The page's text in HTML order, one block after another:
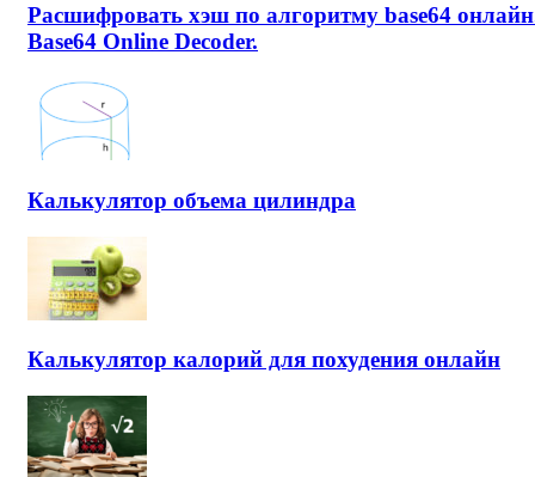
Расшифровать хэш по алгоритму base64
Base64 Online Decoder.
Калькулятор объема цилиндра
Калькулятор калорий для похудения онлайн